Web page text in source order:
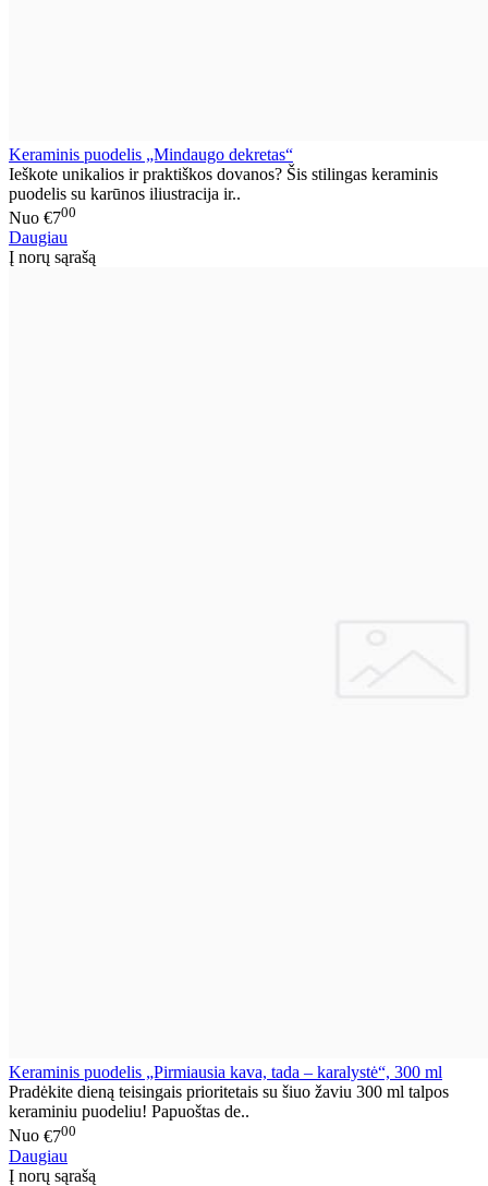
Keraminis puodelis „Mindaugo dekretas“
Ieškote unikalios ir praktiškos dovanos? Šis stilingas keraminis
puodelis su karūnos iliustracija ir..
Nuo €700
Daugiau
Į norų sąrašą
Keraminis puodelis „Pirmiausia kava, tada – karalystė“, 300 ml
Pradėkite dieną teisingais prioritetais su šiuo žaviu 300 ml talpos
keraminiu puodeliu! Papuoštas de..
Nuo €700
Daugiau
Į norų sąrašą